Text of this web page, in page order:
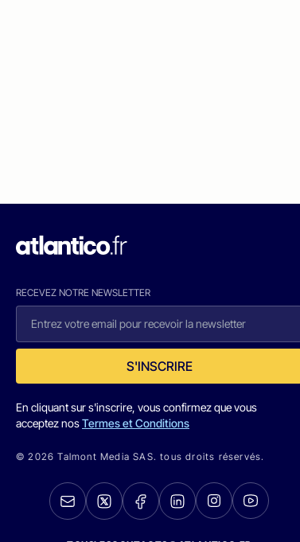
RECEVEZ NOTRE NEWSLETTER
S'INSCRIRE
En cliquant sur s'inscrire, vous confirmez que vous
acceptez nosTermes et Conditions
© 2026 Talmont Media SAS. tous droits réservés.